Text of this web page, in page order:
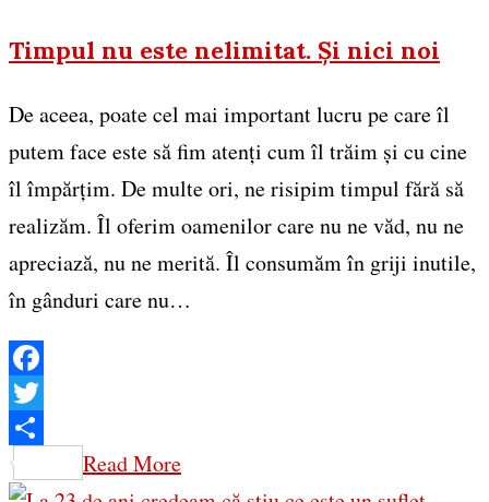
Timpul nu este nelimitat. Și nici noi
De aceea, poate cel mai important lucru pe care îl
putem face este să fim atenți cum îl trăim și cu cine
îl împărțim. De multe ori, ne risipim timpul fără să
realizăm. Îl oferim oamenilor care nu ne văd, nu ne
apreciază, nu ne merită. Îl consumăm în griji inutile,
în gânduri care nu…
Facebook
Twitter
Share
Read More